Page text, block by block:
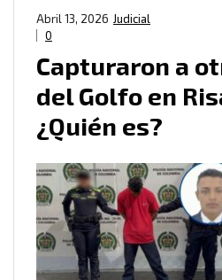
Judicial
Abril 13, 2026
0
Capturaron a
del Golfo en
¿Quién es?